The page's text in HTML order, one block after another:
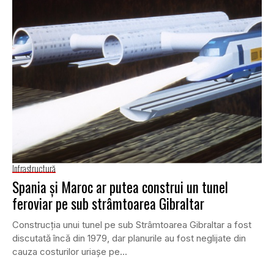
Infrastructură
Spania și Maroc ar putea construi un tunel
feroviar pe sub strâmtoarea Gibraltar
Construcția unui tunel pe sub Strâmtoarea Gibraltar a fost
discutată încă din 1979, dar planurile au fost neglijate din
cauza costurilor uriașe pe...